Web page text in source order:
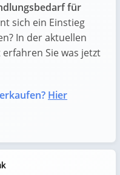
für
sich ein Einstieg
In der aktuellen
Sie was jetzt
Hier